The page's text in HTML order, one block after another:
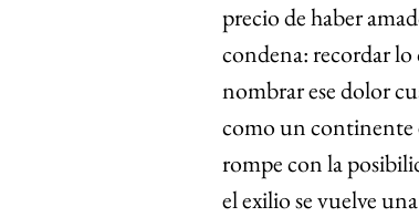
precio de haber
condena: recordar
nombrar ese dolor
como un continente
rompe con la
el exilio se vuelve